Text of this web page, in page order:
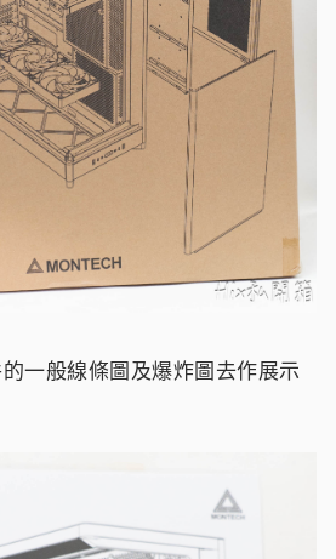
一般線條圖及爆炸圖去作展示